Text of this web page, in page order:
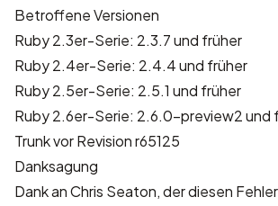
Betroffene Versionen
Ruby 2.3er-Serie: 2.3.7 und früher
Ruby 2.4er-Serie: 2.4.4 und früher
Ruby 2.5er-Serie: 2.5.1 und früher
Ruby 2.6er-Serie: 2.6.0-preview2 und
Trunk vor Revision r65125
Danksagung
Dank anChris Seaton, der diesen